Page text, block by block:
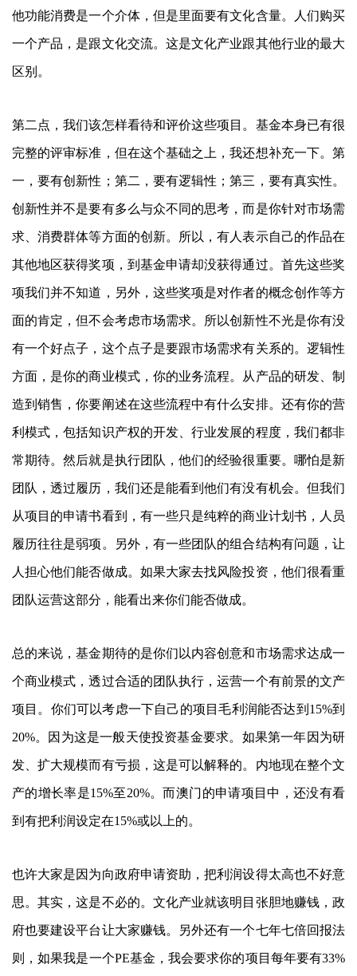
他功能消费是一个介体，但是里面要有文化含量。人们购买
一个产品，是跟文化交流。这是文化产业跟其他行业的最大
区别。
第二点，我们该怎样看待和评价这些项目。基金本身已有很
完整的评审标准，但在这个基础之上，我还想补充一下。第
一，要有创新性；第二，要有逻辑性；第三，要有真实性。
创新性并不是要有多么与众不同的思考，而是你针对市场需
求、消费群体等方面的创新。所以，有人表示自己的作品在
其他地区获得奖项，到基金申请却没获得通过。首先这些奖
项我们并不知道，另外，这些奖项是对作者的概念创作等方
面的肯定，但不会考虑市场需求。所以创新性不光是你有没
有一个好点子，这个点子是要跟市场需求有关系的。逻辑性
方面，是你的商业模式，你的业务流程。从产品的研发、制
造到销售，你要阐述在这些流程中有什么安排。还有你的营
利模式，包括知识产权的开发、行业发展的程度，我们都非
常期待。然后就是执行团队，他们的经验很重要。哪怕是新
团队，透过履历，我们还是能看到他们有没有机会。但我们
从项目的申请书看到，有一些只是纯粹的商业计划书，人员
履历往往是弱项。另外，有一些团队的组合结构有问题，让
人担心他们能否做成。如果大家去找风险投资，他们很看重
团队运营这部分，能看出来你们能否做成。
总的来说，基金期待的是你们以内容创意和市场需求达成一
个商业模式，透过合适的团队执行，运营一个有前景的文产
项目。你们可以考虑一下自己的项目毛利润能否达到15%到
20%。因为这是一般天使投资基金要求。如果第一年因为研
发、扩大规模而有亏损，这是可以解释的。内地现在整个文
产的增长率是15%至20%。而澳门的申请项目中，还没有看
到有把利润设定在15%或以上的。
也许大家是因为向政府申请资助，把利润设得太高也不好意
思。其实，这是不必的。文化产业就该明目张胆地赚钱，政
府也要建设平台让大家赚钱。另外还有一个七年七倍回报法
则，如果我是一个PE基金，我会要求你的项目每年要有33%